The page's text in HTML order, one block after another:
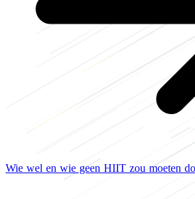
Wie wel en wie geen HIIT zou moeten